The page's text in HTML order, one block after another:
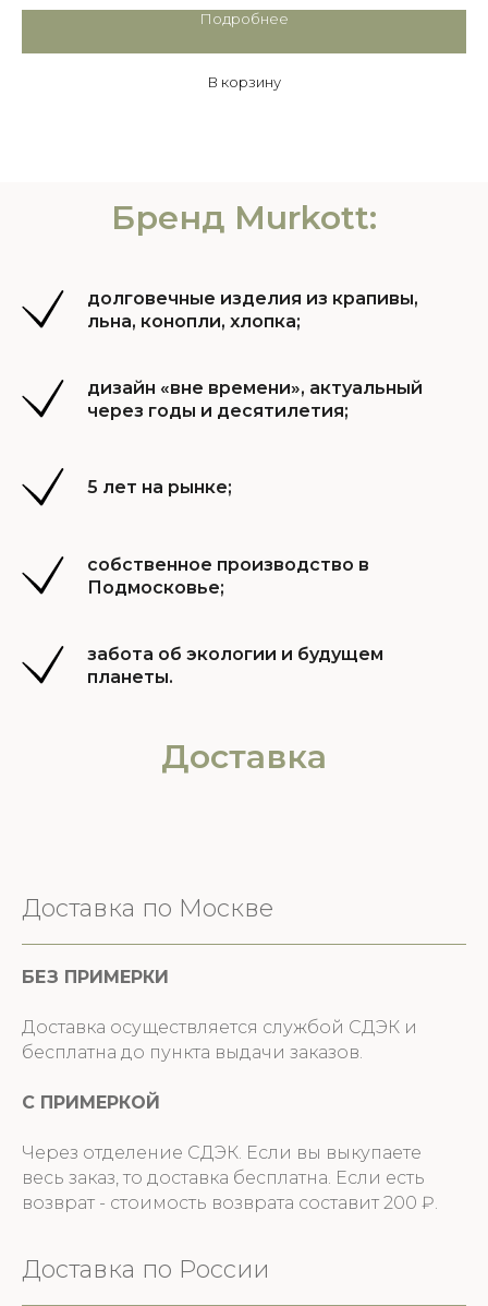
Подробнее
В корзину
Бренд Murkott:
долговечные изделия из крапивы,
льна, конопли, хлопка;
дизайн «вне времени», актуальный
через годы и десятилетия;
5 лет на рынке;
собственное производство в
Подмосковье;
забота об экологии и будущем
планеты.
Доставка
Доставка по Москве
БЕЗ ПРИМЕРКИ
Доставка осуществляется службой СДЭК и
бесплатна до пункта выдачи заказов.
С ПРИМЕРКОЙ
Через отделение СДЭК. Если вы выкупаете
весь заказ, то доставка бесплатна. Если есть
возврат - стоимость возврата составит 200 ₽.
Доставка по России